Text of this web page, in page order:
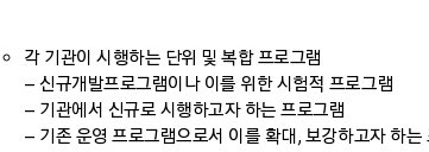
각 기관이 시행하는 단위 및 복합 프로그램
– 신규개발프로그램이나 이를 위한 시험적 프로그램
– 기관에서 신규로 시행하고자 하는 프로그램
– 기존 운영 프로그램으로서 이를 확대, 보강하고자 하는